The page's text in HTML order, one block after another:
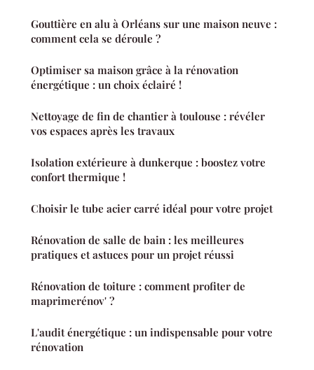
Gouttière en alu à Orléans sur une maison neuve :
comment cela se déroule ?
Optimiser sa maison grâce à la rénovation
énergétique : un choix éclairé !
Nettoyage de fin de chantier à toulouse : révéler
vos espaces après les travaux
Isolation extérieure à dunkerque : boostez votre
confort thermique !
Choisir le tube acier carré idéal pour votre projet
Rénovation de salle de bain : les meilleures
pratiques et astuces pour un projet réussi
Rénovation de toiture : comment profiter de
maprimerénov' ?
L'audit énergétique : un indispensable pour votre
rénovation